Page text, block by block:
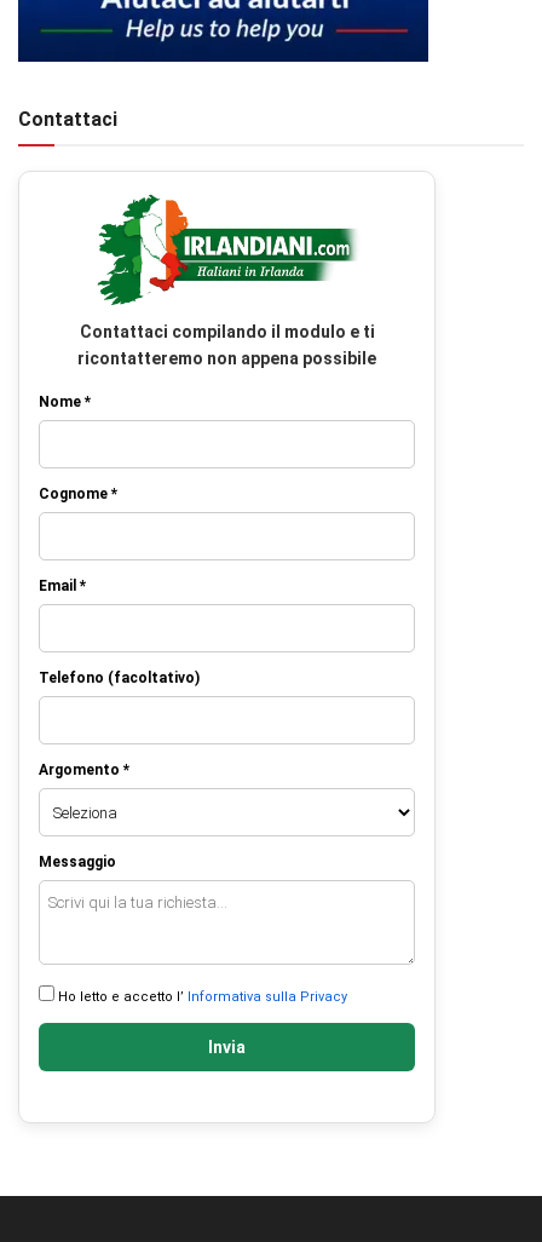
Contattaci
Contattaci compilando il modulo e ti
ricontatteremo non appena possibile
Nome *
Cognome *
Email *
Telefono (facoltativo)
Argomento *
Messaggio
Ho letto e accetto l’ Informativa sulla Privacy
Invia